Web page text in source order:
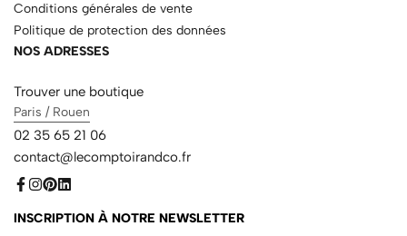
Conditions générales de vente
Politique de protection des données
NOS ADRESSES
Trouver une boutique
Paris / Rouen
02 35 65 21 06
contact@lecomptoirandco.fr
INSCRIPTION À NOTRE NEWSLETTER